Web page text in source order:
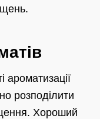
ароматизації
розподілити
Хороший